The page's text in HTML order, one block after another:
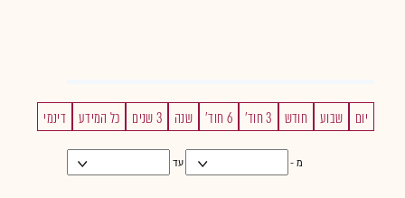
יום שבוע חודש 3 חוד' 6 חוד' שנה 3 שנים כל המידע דינמי
מ - עד